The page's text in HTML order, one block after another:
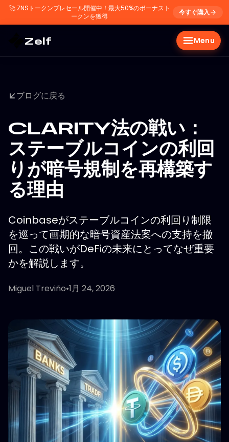
🚀 ZNSトークンプレセール開催中！最大50%のボーナスト
ークンを獲得
今すぐ購入
Zelf Menu
ブログに戻る
CLARITY法の戦い：
ステーブルコインの利回
りが暗号規制を再構築す
る理由
Coinbaseがステーブルコインの利回り制限
を巡って画期的な暗号資産法案への支持を撤
回。この戦いがDeFiの未来にとってなぜ重要
かを解説します。
Miguel Treviño•1月 24, 2026